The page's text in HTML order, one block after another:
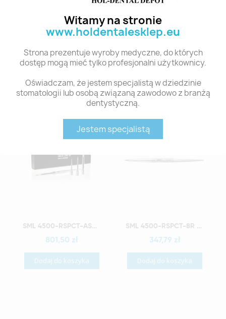
Witamy na stronie
www.holdentalesklep.eu
Strona prezentuje wyroby medyczne, do których
dostęp mogą mieć tylko profesjonalni użytkownicy.
Oświadczam, że jestem specjalistą w dziedzinie
stomatologii lub osobą związaną zawodowo z branżą
dentystyczną.
Jestem specjalistą
doskonała absorpcja wody
bardzo długa żywotność
alternatywa dla wykorzystywania zwierząt
Polecane produkty z tej kategorii
Szybki podgląd SML 4500-RSPCT-ASORTYMENT - 1 KOMPLET PĘDZLA 8R+3 MODUŁY ('6'R,'3','1')
801,50 zł
Dodaj do koszyka
Szybki podgląd SML 4500-RSPCT-8R COMPLETE BRUSH 8 REGULAR
347,79 zł
Dodaj do koszyka